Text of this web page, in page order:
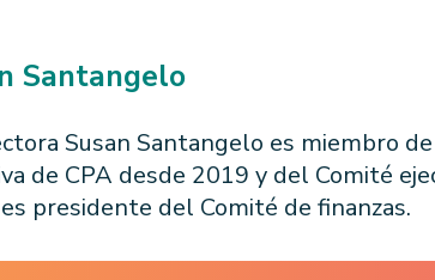
Santangelo
Susan Santangelo es miembro
de CPA desde 2019 y del Comité
presidente del Comité de finanzas.